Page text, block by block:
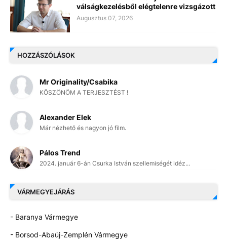
válságkezelésből elégtelenre vizsgázott
Augusztus 07, 2026
HOZZÁSZÓLÁSOK
Mr Originality/Csabika
KÖSZÖNÖM A TERJESZTÉST !
Alexander Elek
Már nézhető és nagyon jó film.
Pálos Trend
2024. január 6-án Csurka István szellemiségét idéz...
VÁRMEGYEJÁRÁS
- Baranya Vármegye
- Borsod-Abaúj-Zemplén Vármegye